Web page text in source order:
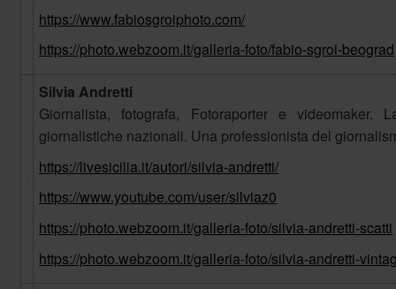
https://www.fabiosgroiphoto.com/
https://photo.webzoom.it/galleria-foto/fabio-sgroi-beograd
Silvia Andretti
Giornalista, fotografa, Fotoraporter e videomaker.
giornalistiche nazionali. Una professionista del
https://livesicilia.it/autori/silvia-andretti/
https://www.youtube.com/user/silviaz0
https://photo.webzoom.it/galleria-foto/silvia-andretti-scatti
https://photo.webzoom.it/galleria-foto/silvia-andretti-